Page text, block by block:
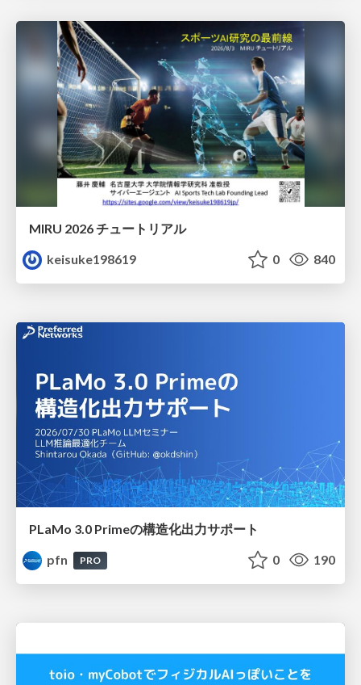
MIRU 2026 チュートリアル
keisuke198619
0 840
PLaMo 3.0 Primeの構造化出力サポート
pfn
PRO 0 190